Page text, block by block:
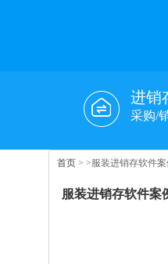
进销
采购/
首页 > >服装进销存软件案
服装进销存软件案